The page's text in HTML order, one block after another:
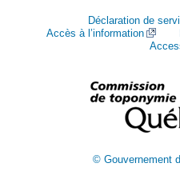
Déclaration de
Accès à l’information
© Gouvernement